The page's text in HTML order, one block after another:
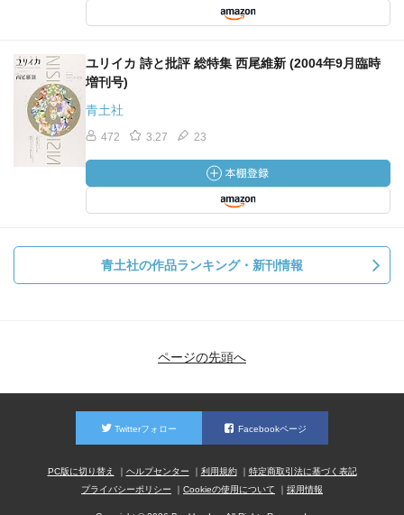
ユリイカ 詩と批評 総特集 西尾維新 (2004年9月臨時
増刊号)
青土社
472 3.27 23
青土社の作品ランキング・新刊情報
ページの先頭へ
Twitterフォロー Facebookページ
PC版に切り替え ヘルプセンター 利用規約
特定商取引法に基づく表記
プライバシーポリシー
Cookieの使用について 採用情報